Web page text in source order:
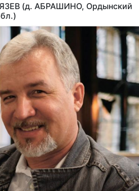
(д. АБРАШИНО, Ордынский